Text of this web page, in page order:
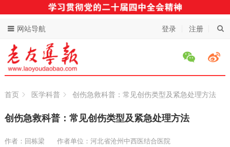
登录 注册
网站导航
首页 医学科普 创伤急救科普：常见创伤类型及紧急处理方法
创伤急救科普：常见创伤类型及紧急处理方法
作者：回栋梁
作者单位：河北省沧州中西医结合医院